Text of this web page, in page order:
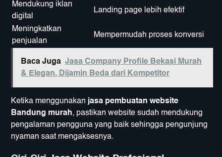
Mendukung iklan
digital
Landing page lebih efektif
Meningkatkan
penjualan
Mempermudah proses konversi
Baca Juga Jasa Company Profile Bekasi Murah
& Elegan, Dijamin Beda dari Kompetitor
Ketika menggunakan jasa pembuatan website
Bandung murah, pastikan website sudah mendukung
pengalaman pengguna yang baik sehingga pengunjung
nyaman saat mengaksesnya.